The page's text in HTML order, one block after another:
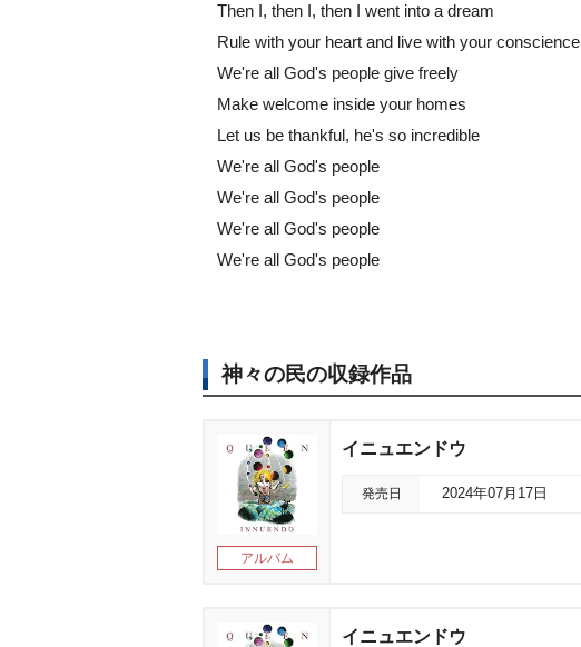
Then I, then I, then I went into a dream
Rule with your heart and live with your conscience
We're all God's people give freely
Make welcome inside your homes
Let us be thankful, he's so incredible
We're all God's people
We're all God's people
We're all God's people
We're all God's people
神々の民の収録作品
アルバム
イニュエンドウ
発売日 2024年07月17日
イニュエンドウ